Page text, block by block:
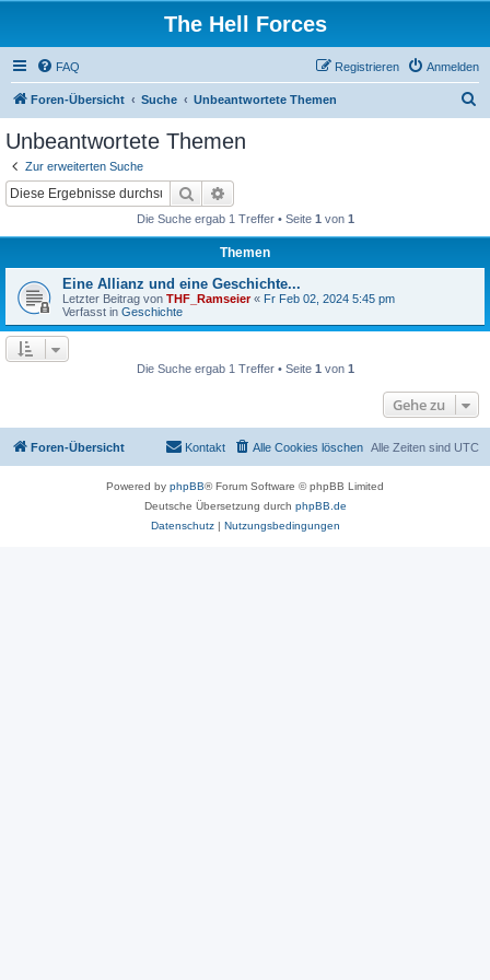
The Hell Forces
FAQ Anmelden
Registrieren
Foren-Übersicht Suche Unbeantwortete Themen
Unbeantwortete Themen
Zur erweiterten Suche
Suche
Die Suche ergab 1 Treffer • Seite 1 von 1
Themen
Eine Allianz und eine Geschichte...
Letzter Beitrag von THF_Ramseier« Fr Feb 02, 2024 5:45 pm
Verfasst in Geschichte
Die Suche ergab 1 Treffer • Seite 1 von 1
Gehe zu
Foren-Übersicht Alle Zeiten sind UTC
Alle Cookies löschen
Kontakt
Powered by phpBB® Forum Software © phpBB Limited
Deutsche Übersetzung durch phpBB.de
Datenschutz| Nutzungsbedingungen